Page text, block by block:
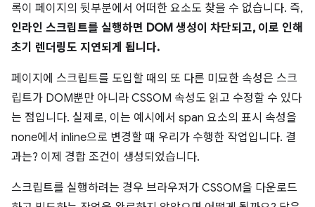
록이 페이지의 뒷부분에서 어떠한 요소도 찾을 수 없습니다. 즉,
인라인 스크립트를 실행하면 DOM 생성이 차단되고, 이로 인해
초기 렌더링도 지연되게 됩니다.
페이지에 스크립트를 도입할 때의 또 다른 미묘한 속성은 스크
립트가 DOM뿐만 아니라 CSSOM 속성도 읽고 수정할 수 있다
는 점입니다. 실제로, 이는 예시에서 span 요소의 표시 속성을
none에서 inline으로 변경할 때 우리가 수행한 작업입니다. 결
과는? 이제 경합 조건이 생성되었습니다.
스크립트를 실행하려는 경우 브라우저가 CSSOM을 다운로드